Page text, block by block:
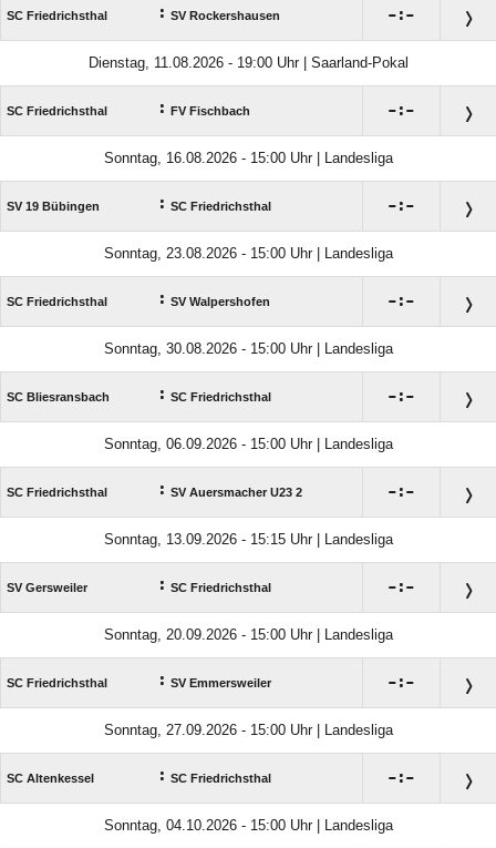
SC Friedrichsthal : SV Rockershausen :
Dienstag, 11.08.2026 - 19:00 Uhr | Saarland-Pokal
SC Friedrichsthal : FV Fischbach :
Sonntag, 16.08.2026 - 15:00 Uhr | Landesliga
SV 19 Bübingen : SC Friedrichsthal :
Sonntag, 23.08.2026 - 15:00 Uhr | Landesliga
SC Friedrichsthal : SV Walpershofen :
Sonntag, 30.08.2026 - 15:00 Uhr | Landesliga
SC Bliesransbach : SC Friedrichsthal :
Sonntag, 06.09.2026 - 15:00 Uhr | Landesliga
SC Friedrichsthal : SV Auersmacher U23 2 :
Sonntag, 13.09.2026 - 15:15 Uhr | Landesliga
SV Gersweiler : SC Friedrichsthal :
Sonntag, 20.09.2026 - 15:00 Uhr | Landesliga
SC Friedrichsthal : SV Emmersweiler :
Sonntag, 27.09.2026 - 15:00 Uhr | Landesliga
SC Altenkessel : SC Friedrichsthal :
Sonntag, 04.10.2026 - 15:00 Uhr | Landesliga